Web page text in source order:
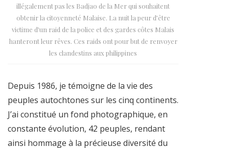
illégalement pas les Badjao de la Mer qui souhaitent
obtenir la citoyenneté Malaise. La nuit la peur d’être
victime d’un raid de la police et des gardes côtes Malais
hanteront leur rêves. Ces raids ont pour but de renvoyer
les clandestins aux philippines
Depuis 1986, je témoigne de la vie des
peuples autochtones sur les cinq continents.
J’ai constitué un fond photographique, en
constante évolution, 42 peuples, rendant
ainsi hommage à la précieuse diversité du